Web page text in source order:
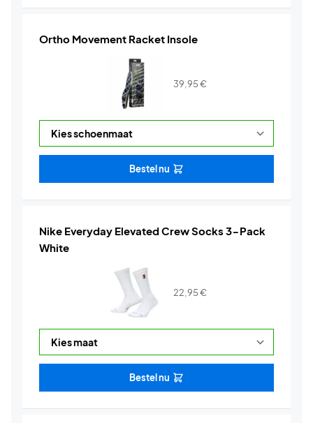
Ortho Movement Racket Insole
39,95€
Bestel nu
Nike Everyday Elevated Crew Socks 3-Pack
White
22,95€
Bestel nu